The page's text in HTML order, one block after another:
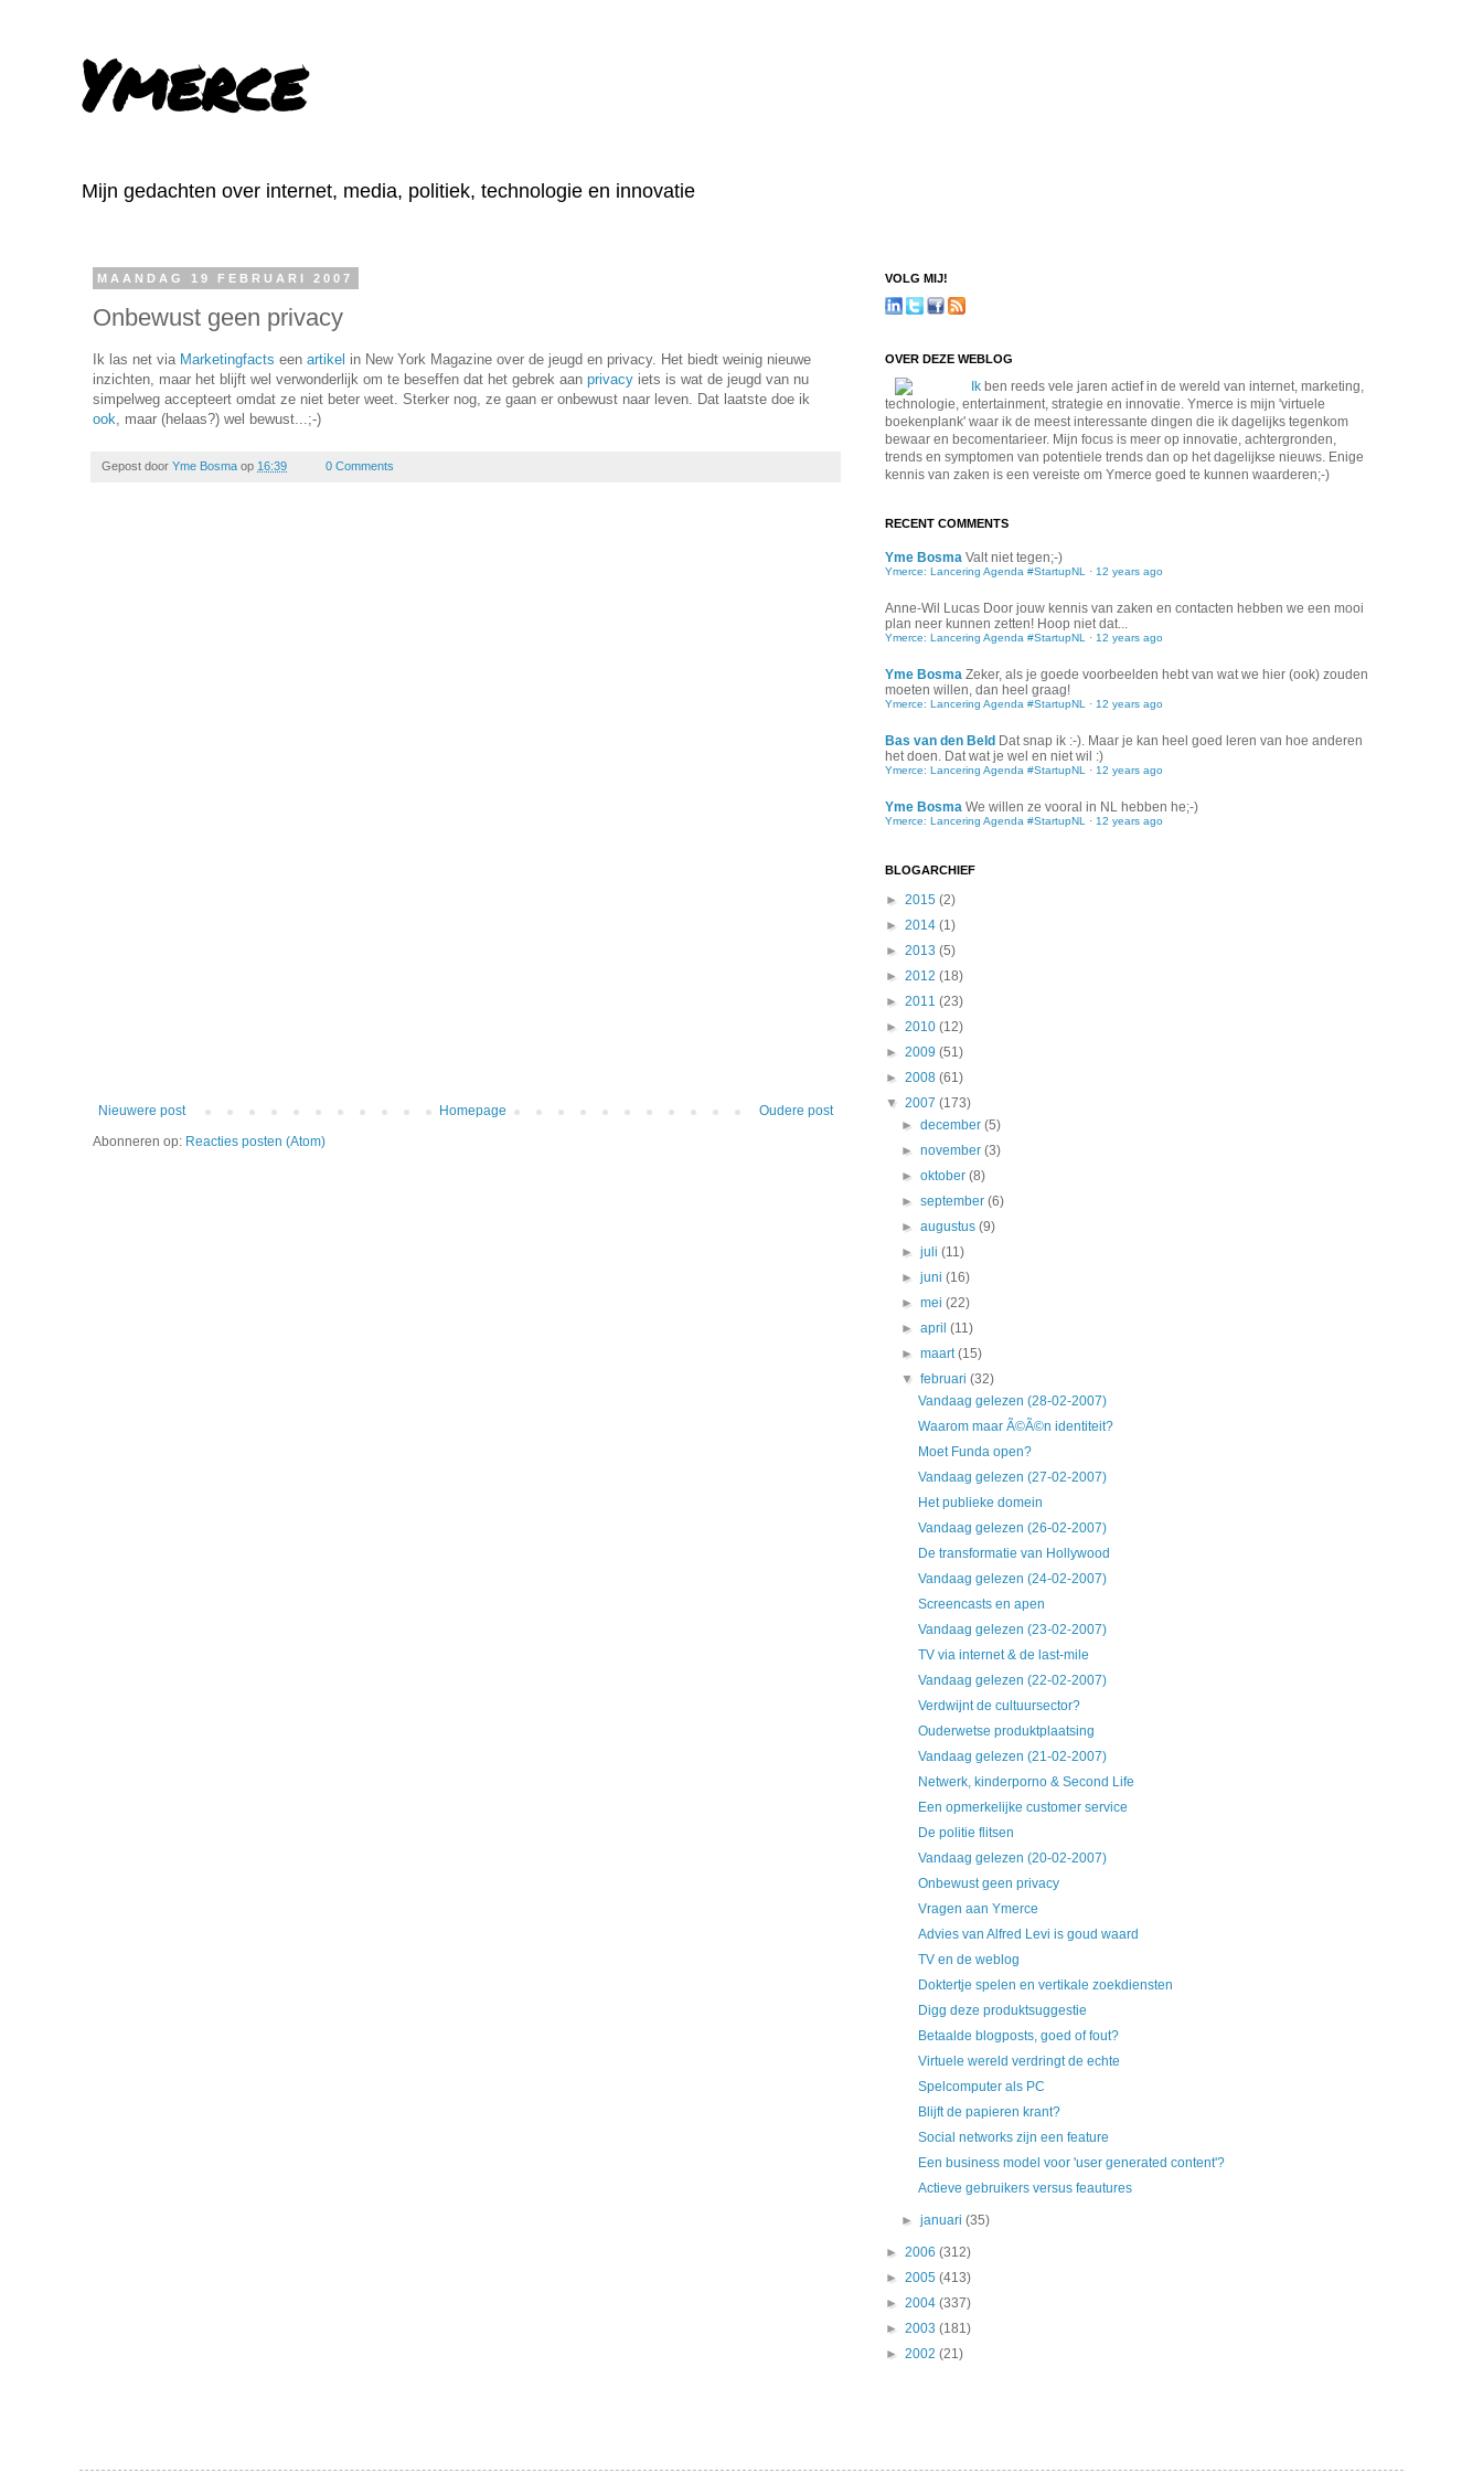
Ymerce
Mijn gedachten over internet, media, politiek, technologie en innovatie
MAANDAG 19 FEBRUARI 2007
Onbewust geen privacy
Ik las net via Marketingfacts een artikel in New York Magazine over de jeugd en privacy. Het biedt weinig nieuwe
inzichten, maar het blijft wel verwonderlijk om te beseffen dat het gebrek aan privacy iets is wat de jeugd van nu
simpelweg accepteert omdat ze niet beter weet. Sterker nog, ze gaan er onbewust naar leven. Dat laatste doe ik
ook , maar (helaas?) wel bewust...;-)
Gepost door Yme Bosma op 16:39 0 Comments
Nieuwere post Oudere post
Homepage
Abonneren op: Reacties posten (Atom)
VOLG MIJ!
OVER DEZE WEBLOG
Ik ben reeds vele jaren actief in de wereld van internet, marketing,
technologie, entertainment, strategie en innovatie. Ymerce is mijn 'virtuele
boekenplank' waar ik de meest interessante dingen die ik dagelijks tegenkom
bewaar en becomentarieer. Mijn focus is meer op innovatie, achtergronden,
trends en symptomen van potentiele trends dan op het dagelijkse nieuws. Enige
kennis van zaken is een vereiste om Ymerce goed te kunnen waarderen;-)
RECENT COMMENTS
Yme Bosma Valt niet tegen;-)
Ymerce: Lancering Agenda #StartupNL · 12 years ago
Anne-Wil Lucas Door jouw kennis van zaken en contacten hebben we een mooi
plan neer kunnen zetten! Hoop niet dat...
Ymerce: Lancering Agenda #StartupNL · 12 years ago
Yme Bosma Zeker, als je goede voorbeelden hebt van wat we hier (ook) zouden
moeten willen, dan heel graag!
Ymerce: Lancering Agenda #StartupNL · 12 years ago
Bas van den Beld Dat snap ik :-). Maar je kan heel goed leren van hoe anderen
het doen. Dat wat je wel en niet wil :)
Ymerce: Lancering Agenda #StartupNL · 12 years ago
Yme Bosma We willen ze vooral in NL hebben he;-)
Ymerce: Lancering Agenda #StartupNL · 12 years ago
BLOGARCHIEF
► 2015 (2)
► 2014 (1)
► 2013 (5)
► 2012 (18)
► 2011 (23)
► 2010 (12)
► 2009 (51)
► 2008 (61)
▼ 2007 (173)
►december(5)
►november(3)
►oktober(8)
►september(6)
►augustus(9)
►juli(11)
►juni(16)
►mei(22)
►april(11)
►maart(15)
▼februari(32)
Vandaag gelezen (28-02-2007)
Waarom maar Ã©Ã©n identiteit?
Moet Funda open?
Vandaag gelezen (27-02-2007)
Het publieke domein
Vandaag gelezen (26-02-2007)
De transformatie van Hollywood
Vandaag gelezen (24-02-2007)
Screencasts en apen
Vandaag gelezen (23-02-2007)
TV via internet & de last-mile
Vandaag gelezen (22-02-2007)
Verdwijnt de cultuursector?
Ouderwetse produktplaatsing
Vandaag gelezen (21-02-2007)
Netwerk, kinderporno & Second Life
Een opmerkelijke customer service
De politie flitsen
Vandaag gelezen (20-02-2007)
Onbewust geen privacy
Vragen aan Ymerce
Advies van Alfred Levi is goud waard
TV en de weblog
Doktertje spelen en vertikale zoekdiensten
Digg deze produktsuggestie
Betaalde blogposts, goed of fout?
Virtuele wereld verdringt de echte
Spelcomputer als PC
Blijft de papieren krant?
Social networks zijn een feature
Een business model voor 'user generated content'?
Actieve gebruikers versus feautures
►januari(35)
► 2006 (312)
► 2005 (413)
► 2004 (337)
► 2003 (181)
► 2002 (21)